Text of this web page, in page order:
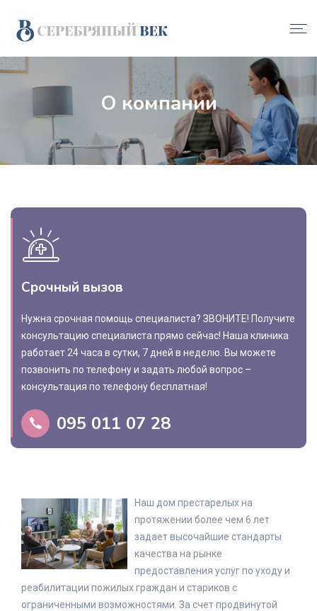
О компании
Срочный вызов
Нужна срочная помощь специалиста? ЗВОНИТЕ! Получите
консультацию специалиста прямо сейчас! Наша клиника
работает 24 часа в сутки, 7 дней в неделю. Вы можете
позвонить по телефону и задать любой вопрос –
консультация по телефону бесплатная!
095 011 07 28
Наш дом престарелых на
протяжении более чем 6 лет
задает высочайшие стандарты
качества на рынке
предоставления услуг по уходу и
реабилитации пожилых граждан и стариков с
ограниченными возможностями. За счет продвинутой